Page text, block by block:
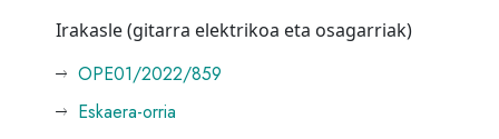
Irakasle (gitarra elektrikoa eta osagarriak)
OPE01/2022/859
Eskaera-orria